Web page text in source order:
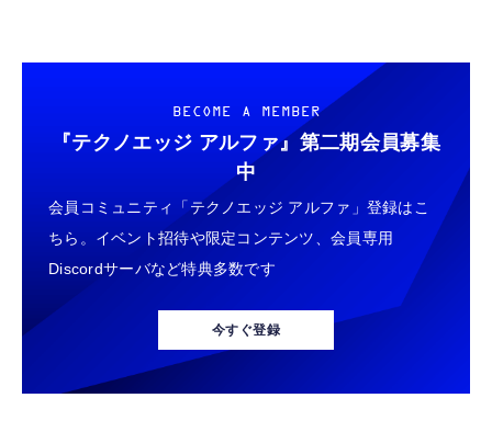
BECOME A MEMBER
『テクノエッジ アルファ』 第二期会員募集
中
会員コミュニティ「テクノエッジ アルファ」登録はこ
ちら。イベント招待や限定コンテンツ、会員専用
Discordサーバなど特典多数です
今すぐ登録